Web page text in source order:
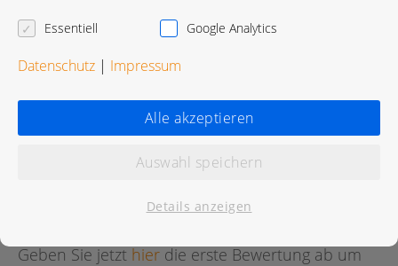
Bewertungen
Geben Sie jetzt hier die erste Bewertung ab um
Essentiell Google Analytics
Datenschutz | Impressum
Alle akzeptieren
Auswahl speichern
Details anzeigen